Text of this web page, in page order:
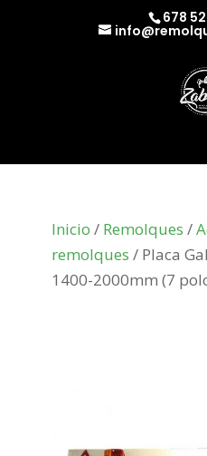
678
Inicio / Remolques /
remolques / Placa
1400-2000mm (7